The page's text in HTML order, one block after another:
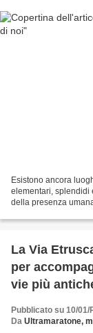
Esistono ancora
elementari, splendidi
della presenza
La Via
per
vie più
Pubblicato su 10/01/
Da Ultramaratone,